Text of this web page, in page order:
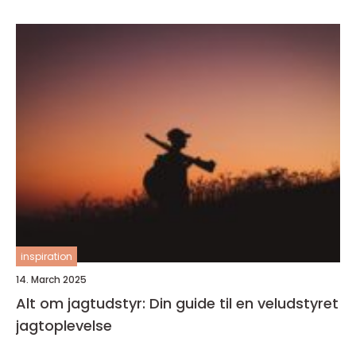
inspiration
14. March 2025
Alt om jagtudstyr: Din guide til en veludstyret
jagtoplevelse